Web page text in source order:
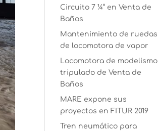
Circuito 7 ¼” en Venta de
Baños
Mantenimiento de ruedas
de locomotora de vapor
Locomotora de modelismo
tripulado de Venta de
Baños
MARE expone sus
proyectos en FITUR 2019
Tren neumático para